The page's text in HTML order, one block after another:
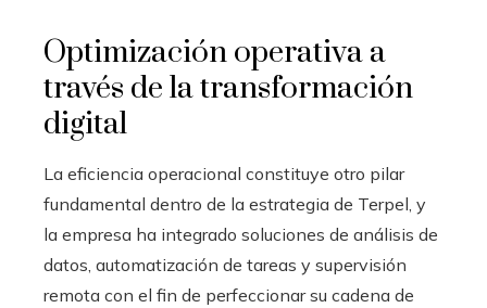
Optimización operativa a
través de la transformación
digital
La eficiencia operacional constituye otro pilar
fundamental dentro de la estrategia de Terpel, y
la empresa ha integrado soluciones de análisis de
datos, automatización de tareas y supervisión
remota con el fin de perfeccionar su cadena de